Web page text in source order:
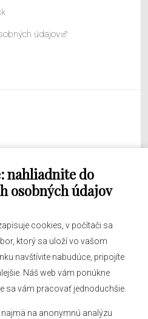
nahliadnite do
osobných údajov
cookies, v počítači sa
ktorý sa uloží vo vašom
navštívite nabudúce, pripojíte
Náš web vám ponúkne
sa vám pracovať jednoduchšie.
na anonymnú analýzu
údajov